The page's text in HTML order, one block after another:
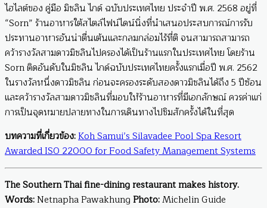
ไฮไลต์ของ คู่มือ มิชลิน ไกด์ ฉบับประเทศไทย ประจำปี พ.ศ. 2568 อยู่ที่
“Sorn” ร้านอาหารใต้สไตล์ไฟน์ไดน์นิ่งที่นำเสนอประสบการณ์การรับ
ประทานอาหารอันน่าตื่นเต้นและกลมกล่อมไร้ที่ติ จนสามารถสามารถ
คว้ารางวัลสามดาวมิชลินไปครองได้เป็นร้านแรกในประเทศไทย โดยร้าน
Sorn ติดอันดับในมิชลิน ไกด์ฉบับประเทศไทยครั้งแรกเมื่อปี พ.ศ. 2562
ในรางวัลหนึ่งดาวมิชลิน ก่อนจะครองระดับสองดาวมิชลินได้ถึง 5 ปีซ้อน
และคว้ารางวัลสามดาวมิชลินที่มอบให้ร้านอาหารที่มีเอกลักษณ์ ควรค่าแก่
การเป็นจุดหมายปลายทางในการเดินทางไปชิมสักครั้งได้ในที่สุด
บทความที่เกี่ยวข้อง:Koh Samui’s Silavadee Pool Spa Resort
Awarded ISO 22000 for Food Safety Management Systems
The Southern Thai fine-dining restaurant makes history.
Words: Netnapha Pawakhung Photo:Michelin Guide